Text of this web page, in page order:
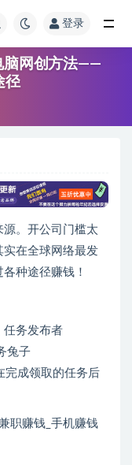
登录
脑网创方法——
径
源。开公司门槛太
实在全球网络最发
种途径赚钱！
任务发布者
兔子
完成领取的任务后